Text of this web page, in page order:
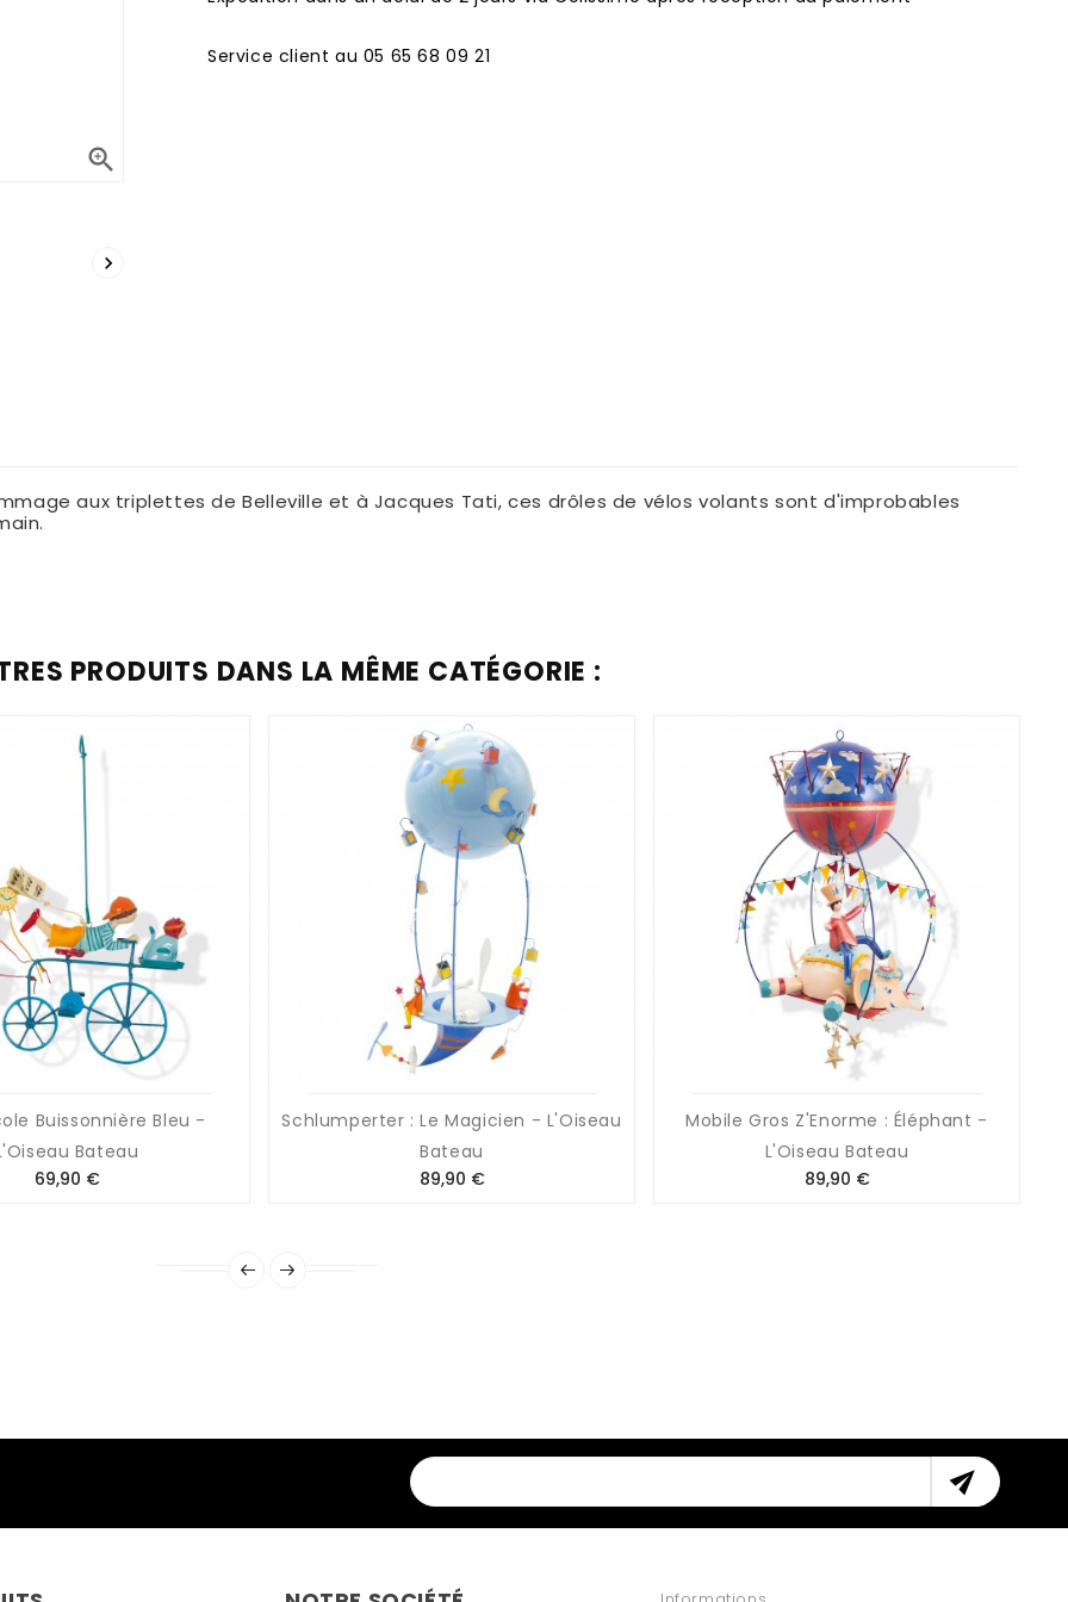


Service client au 05 65 68 09 21
aux triplettes de Belleville et à Jacques Tati, ces drôles de vélos volants sont d'improbables
PRODUITS DANS LA MÊME CATÉGORIE :
Buissonnière Bleu -
Bateau
69,90 €Prix
Schlumperter : Le Magicien - L'Oiseau
Bateau
89,90 €Prix
Mobile Gros Z'Enorme : Éléphant -
L'Oiseau Bateau
89,90 €Prix
